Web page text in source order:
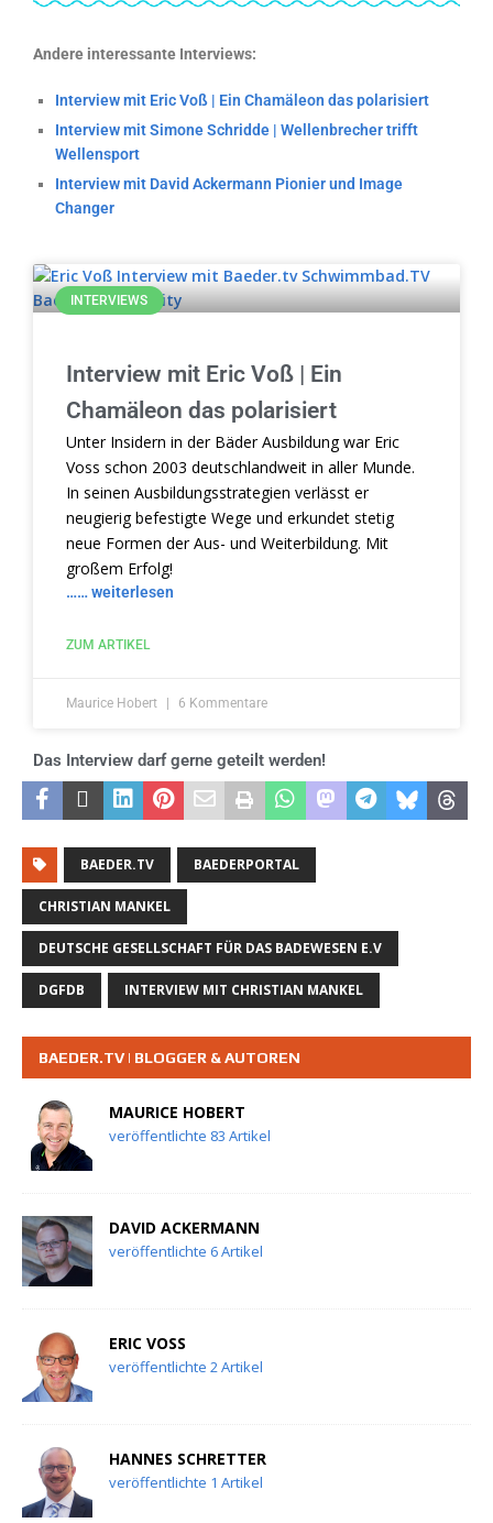
Andere interessante Interviews:
Interview mit Eric Voß | Ein Chamäleon das polarisiert
Interview mit Simone Schridde | Wellenbrecher trifft
Wellensport
Interview mit David Ackermann Pionier und Image
Changer
INTERVIEWS
Interview mit Eric Voß | Ein
Chamäleon das polarisiert
Unter Insidern in der Bäder Ausbildung war Eric
Voss schon 2003 deutschlandweit in aller Munde.
In seinen Ausbildungsstrategien verlässt er
neugierig befestigte Wege und erkundet stetig
neue Formen der Aus- und Weiterbildung. Mit
großem Erfolg!
…… weiterlesen
ZUM ARTIKEL
Maurice Hobert 6 Kommentare
Das Interview darf gerne geteilt werden!
BAEDER.TV BAEDERPORTAL
CHRISTIAN MANKEL
DEUTSCHE GESELLSCHAFT FÜR DAS BADEWESEN E.V
DGFDB INTERVIEW MIT CHRISTIAN MANKEL
BAEDER.TV | BLOGGER & AUTOREN
MAURICE HOBERT
veröffentlichte 83 Artikel
DAVID ACKERMANN
veröffentlichte 6 Artikel
ERIC VOSS
veröffentlichte 2 Artikel
HANNES SCHRETTER
veröffentlichte 1 Artikel